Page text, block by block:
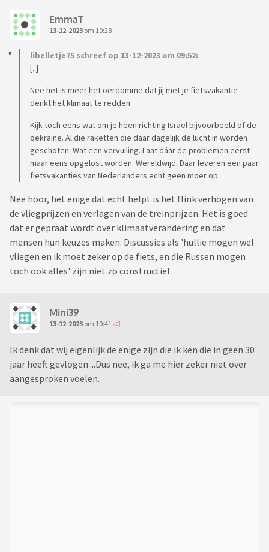
EmmaT
13-12-2023 om 10:28
libelletje75 schreef op 13-12-2023 om 09:52:
[..]
Nee het is meer het oerdomme dat jij met je fietsvakantie
denkt het klimaat te redden.
Kijk toch eens wat om je heen richting Israel bijvoorbeeld of de
oekraine. Al die raketten die daar dagelijk de lucht in worden
geschoten. Wat een vervuiling. Laat dáar de problemen eerst
maar eens opgelost worden. Wereldwijd. Daar leveren een paar
fietsvakanties van Nederlanders echt geen moer op.
Nee hoor, het enige dat echt helpt is het flink verhogen van
de vliegprijzen en verlagen van de treinprijzen. Het is goed
dat er gepraat wordt over klimaatverandering en dat
mensen hun keuzes maken. Discussies als 'hullie mogen wel
vliegen en ik moet zeker op de fiets, en die Russen mogen
toch ook alles' zijn niet zo constructief.
Mini39
13-12-2023 om 10:41
Ik denk dat wij eigenlijk de enige zijn die ik ken die in geen 30
jaar heeft gevlogen ...Dus nee, ik ga me hier zeker niet over
aangesproken voelen.